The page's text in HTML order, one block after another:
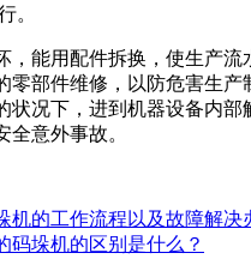
。
，能用配件拆换，使生产流
零部件维修，以防危害生产
状况下，进到机器设备内部
全意外事故。
机的工作流程以及故障解决
码垛机的区别是什么？